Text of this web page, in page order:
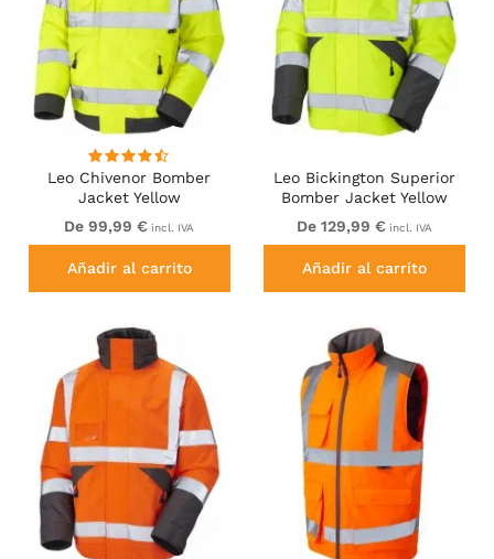
Leo Chivenor Bomber
Jacket Yellow
De 99,99 € incl. IVA
Añadir al carrito
Leo Bickington Superior
Bomber Jacket Yellow
De 129,99 € incl. IVA
Añadir al carrito